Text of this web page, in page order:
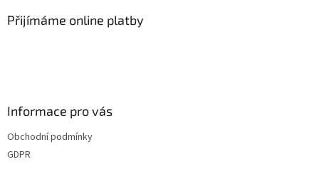
Přijímáme online platby
Informace pro vás
Obchodní podmínky
GDPR